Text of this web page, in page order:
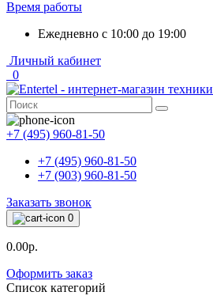
Время работы
Ежедневно с 10:00 до 19:00
Личный кабинет
0
+7 (495) 960-81-50
+7 (495) 960-81-50
+7 (903) 960-81-50
Заказать звонок
0
0.00р.
Оформить заказ
Список категорий